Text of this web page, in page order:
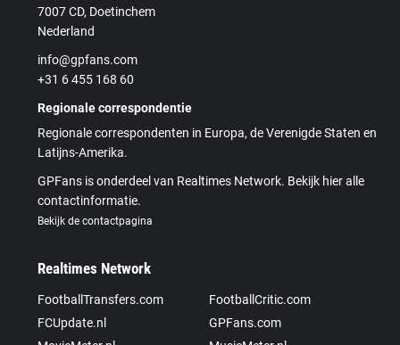
7007 CD, Doetinchem
Nederland
info@gpfans.com
+31 6 455 168 60
Regionale correspondentie
Regionale correspondenten in Europa, de Verenigde Staten en
Latijns-Amerika.
GPFans is onderdeel van Realtimes Network. Bekijk hier alle
contactinformatie.
Bekijk de contactpagina
Realtimes Network
FootballTransfers.com
FootballCritic.com
FCUpdate.nl
GPFans.com